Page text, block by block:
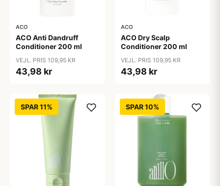
ACO
ACO Anti Dandruff
Conditioner 200 ml
VEJL. PRIS 109,95 KR
43,98 kr
ACO
ACO Dry Scalp
Conditioner 200 ml
VEJL. PRIS 109,95 KR
43,98 kr
SPAR 11% SPAR 10%